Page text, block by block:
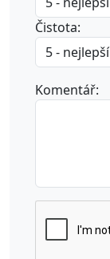
Čistota:
Komentář: